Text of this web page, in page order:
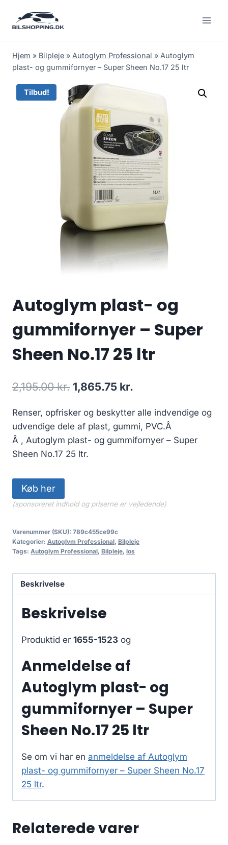
Hjem » Bilpleje » Autoglym Professional » Autoglym
plast- og gummifornyer – Super Sheen No.17 25 ltr
Tilbud!
Autoglym plast- og
gummifornyer – Super
Sheen No.17 25 ltr
2,195.00kr. Den
pris
var:
2,195.00 kr..
1,865.75 kr.
pris
er:
Renser, opfrisker og beskytter alle indvendige og
udvendige dele af plast, gummi, PVC.Â
Â , Autoglym plast- og gummifornyer – Super
Sheen No.17 25 ltr.
Køb her
(sponsoreret indhold og priserne er vejledende)
Varenummer (SKU): 789c455ce99c
Kategorier: Autoglym Professional, Bilpleje
Tags: Autoglym Professional, Bilpleje, los
Beskrivelse
Beskrivelse
Produktid er 1655-1523 og
Anmeldelse af
Autoglym plast- og
gummifornyer – Super
Sheen No.17 25 ltr
Se om vi har en anmeldelse af Autoglym
plast- og gummifornyer – Super Sheen No.17
25 ltr.
Relaterede varer